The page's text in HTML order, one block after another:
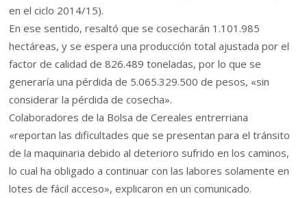
en el ciclo 2014/15).
En ese sentido, resaltó que se cosecharán 1.101.985
hectáreas, y se espera una producción total ajustada por el
factor de calidad de 826.489 toneladas, por lo que se
generaría una pérdida de 5.065.329.500 de pesos, «sin
considerar la pérdida de cosecha».
Colaboradores de la Bolsa de Cereales entrerriana
«reportan las dificultades que se presentan para el tránsito
de la maquinaria debido al deterioro sufrido en los caminos,
lo cual ha obligado a continuar con las labores solamente en
lotes de fácil acceso», explicaron en un comunicado.